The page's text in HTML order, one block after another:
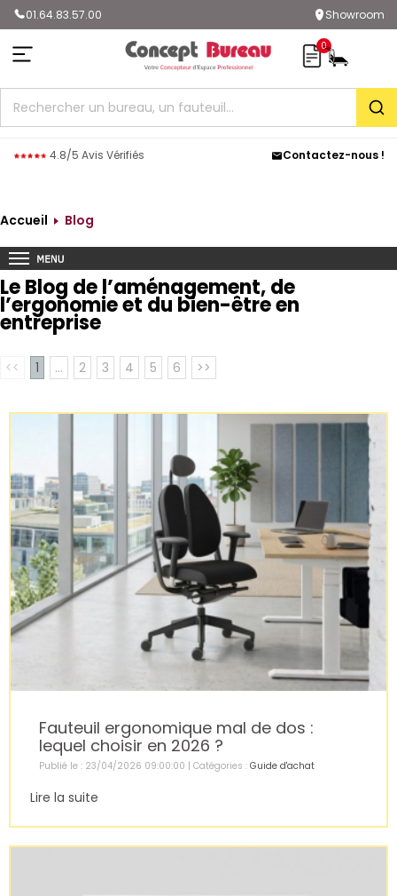
01.64.83.57.00 Showroom
0
4.8/5 Avis Vérifiés Contactez-nous !
Accueil Blog
Le Blog de l’aménagement, de
l’ergonomie et du bien-être en
entreprise
<< 1 ... 2 3 4 5 6 >>
Fauteuil ergonomique mal de dos :
lequel choisir en 2026 ?
Publié le : 23/04/2026 09:00:00 | Catégories : Guide d'achat
Lire la suite